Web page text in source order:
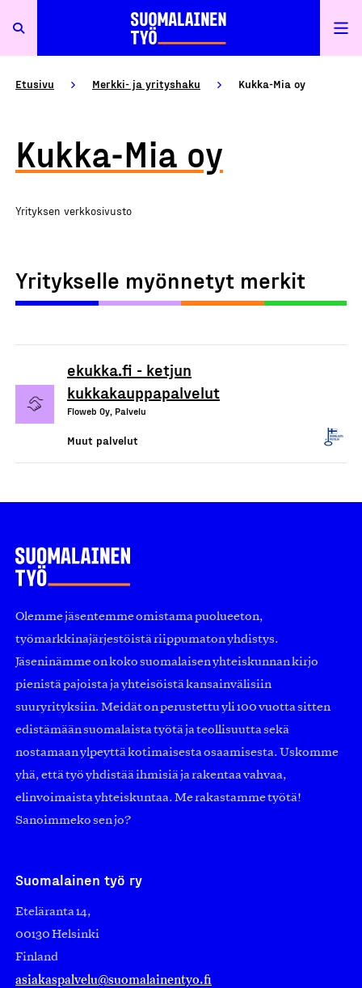
Etusivu Merkki- ja yrityshaku Kukka-Mia oy
Kukka-Mia oy
Yrityksen verkkosivusto
Yritykselle myönnetyt merkit
ekukka.fi - ketjun
kukkakauppapalvelut
Floweb Oy, Palvelu
Muut palvelut
Olemme jäsentemme omistama puolueeton,
työmarkkinajärjestöistä riippumaton yhdistys.
Jäseninämme on koko suomalaisen yhteiskunnan kirjo
pienistä pajoista ja yhteisöistä kansainvälisiin
suuryrityksiin. Meidät on perustettu yli 100 vuotta sitten
edistämään suomalaista työtä ja teollisuutta sekä
nostamaan ylpeyttä kotimaisesta osaamisesta. Uskomme
yhä, että työ yhdistää ihmisiä ja rakentaa vahvaa,
elinvoimaista yhteiskuntaa. Me rakastamme työtä!
Sanoimmeko sen jo?
Suomalainen työ ry
Eteläranta 14,
00130 Helsinki
Finland
asiakaspalvelu@suomalainentyo.fi